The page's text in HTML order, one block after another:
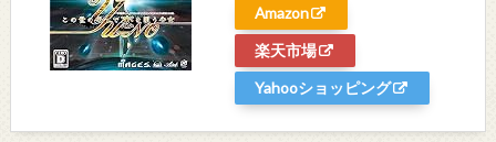
Amazon
楽天市場
Yahooショッピング